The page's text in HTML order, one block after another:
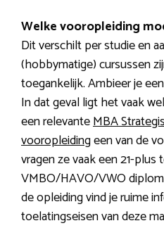
Welke vooropleiding
Dit verschilt per studie en
(hobbymatige) cursussen
toegankelijk. Ambieer je
In dat geval ligt het vaak
een relevanteMBA
vooropleidingeen van de
vragen ze vaak een 21-
VMBO/HAVO/VWO
de opleiding vind je ruime
toelatingseisen van deze